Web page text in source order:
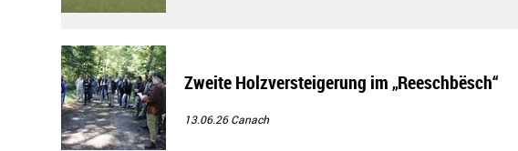
Zweite Holzversteigerung im „Reeschbësch“
13.06.26Canach